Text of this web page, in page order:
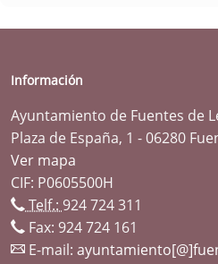
Información
Ayuntamiento de Fuentes de
Plaza de España, 1 - 06280
Ver mapa
CIF: P0605500H
Telf.: 924 724 311
Fax: 924 724 161
E-mail: